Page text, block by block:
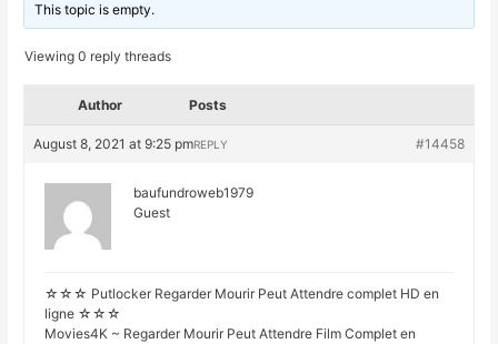
This topic is empty.
Viewing 0 reply threads
Author Posts
August 8, 2021 at 9:25 pm #14458
REPLY
baufundroweb1979
Guest
☆☆☆ Putlocker Regarder Mourir Peut Attendre complet HD en
ligne ☆☆☆
Movies4K ~ Regarder Mourir Peut Attendre Film Complet en